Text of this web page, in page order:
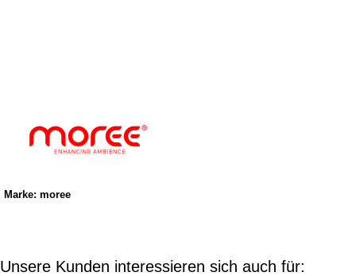
Marke: moree
Unsere Kunden interessieren sich auch für: